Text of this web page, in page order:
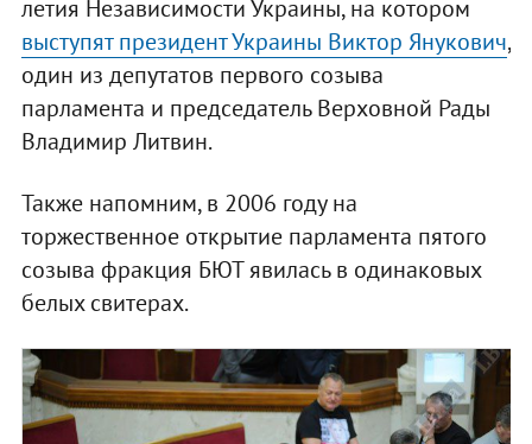
летия Независимости Украины, на котором
выступят президент Украины Виктор Янукович,
один из депутатов первого созыва
парламента и председатель Верховной Рады
Владимир Литвин.
Также напомним, в 2006 году на
торжественное открытие парламента пятого
созыва фракция БЮТ явилась в одинаковых
белых свитерах.